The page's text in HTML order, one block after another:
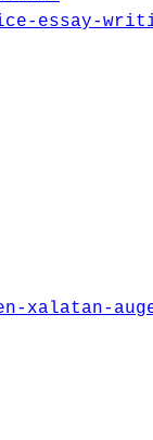
essay-
xalatan-